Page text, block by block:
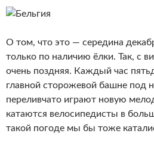
О том, что это — середина
только по наличию ёлки. Так, с
очень поздняя. Каждый час
главной сторожевой башне под
переливчато играют новую
катаются велосипедисты в
такой погоде мы бы тоже